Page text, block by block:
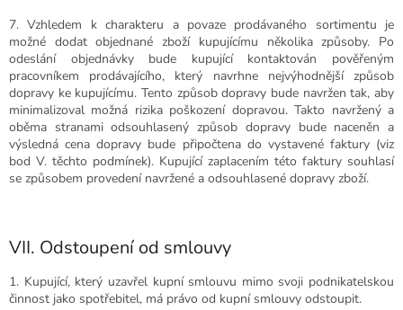
7. Vzhledem k charakteru a povaze prodávaného sortimentu je
možné dodat objednané zboží kupujícímu několika způsoby. Po
odeslání objednávky bude kupující kontaktován pověřeným
pracovníkem prodávajícího, který navrhne nejvýhodnější způsob
dopravy ke kupujícímu. Tento způsob dopravy bude navržen tak, aby
minimalizoval možná rizika poškození dopravou. Takto navržený a
oběma stranami odsouhlasený způsob dopravy bude naceněn a
výsledná cena dopravy bude připočtena do vystavené faktury (viz
bod V. těchto podmínek). Kupující zaplacením této faktury souhlasí
se způsobem provedení navržené a odsouhlasené dopravy zboží.
VII. Odstoupení od smlouvy
1. Kupující, který uzavřel kupní smlouvu mimo svoji podnikatelskou
činnost jako spotřebitel, má právo od kupní smlouvy odstoupit.